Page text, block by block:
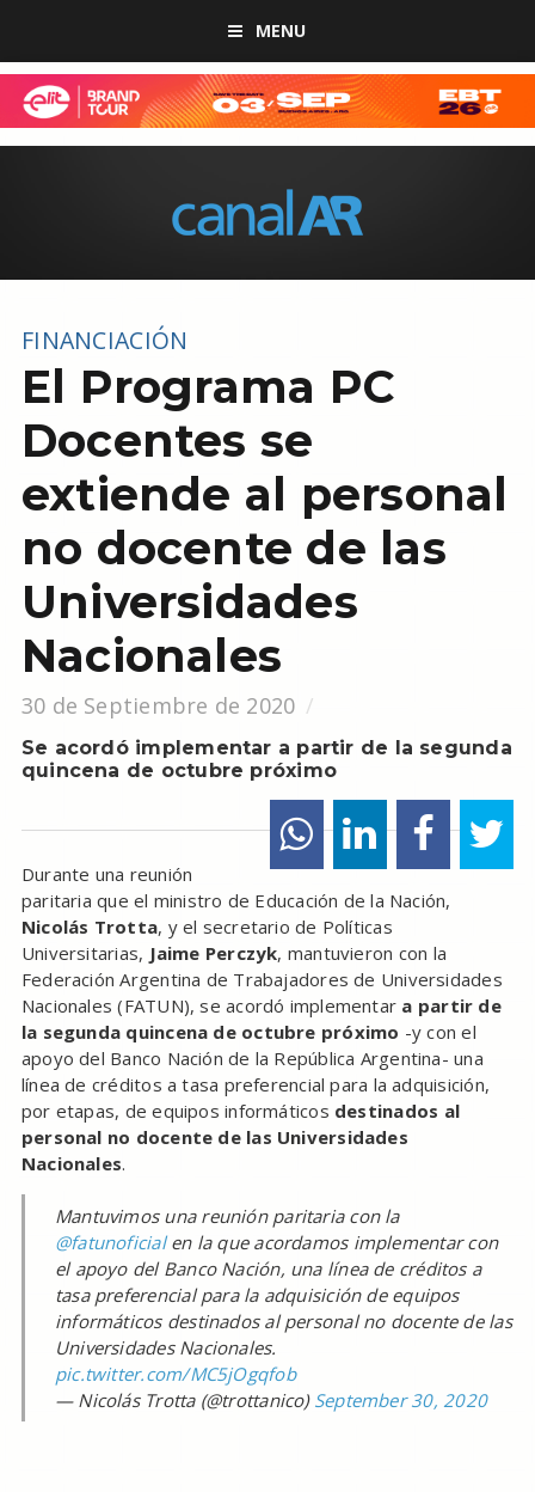
MENU
FINANCIACIÓN
El Programa PC
Docentes se
extiende al personal
no docente de las
Universidades
Nacionales
30 de Septiembre de 2020
Se acordó implementar a partir de la segunda
quincena de octubre próximo
Durante una reunión
paritaria que el ministro de Educación de la Nación,
Nicolás Trotta, y el secretario de Políticas
Universitarias, Jaime Perczyk, mantuvieron con la
Federación Argentina de Trabajadores de Universidades
Nacionales (FATUN), se acordó implementar a partir de
la segunda quincena de octubre próximo -y con el
apoyo del Banco Nación de la República Argentina- una
línea de créditos a tasa preferencial para la adquisición,
por etapas, de equipos informáticos destinados al
personal no docente de las Universidades
Nacionales.
Mantuvimos una reunión paritaria con la
@fatunoficialen la que acordamos implementar con
el apoyo del Banco Nación, una línea de créditos a
tasa preferencial para la adquisición de equipos
informáticos destinados al personal no docente de las
Universidades Nacionales.
pic.twitter.com/MC5jOgqfob
— Nicolás Trotta (@trottanico) September 30, 2020